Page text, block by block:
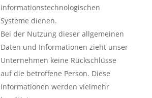
informationstechnologischen
Systeme dienen.
Bei der Nutzung dieser allgemeinen
Daten und Informationen zieht unser
Unternehmen keine Rückschlüsse
auf die betroffene Person. Diese
Informationen werden vielmehr